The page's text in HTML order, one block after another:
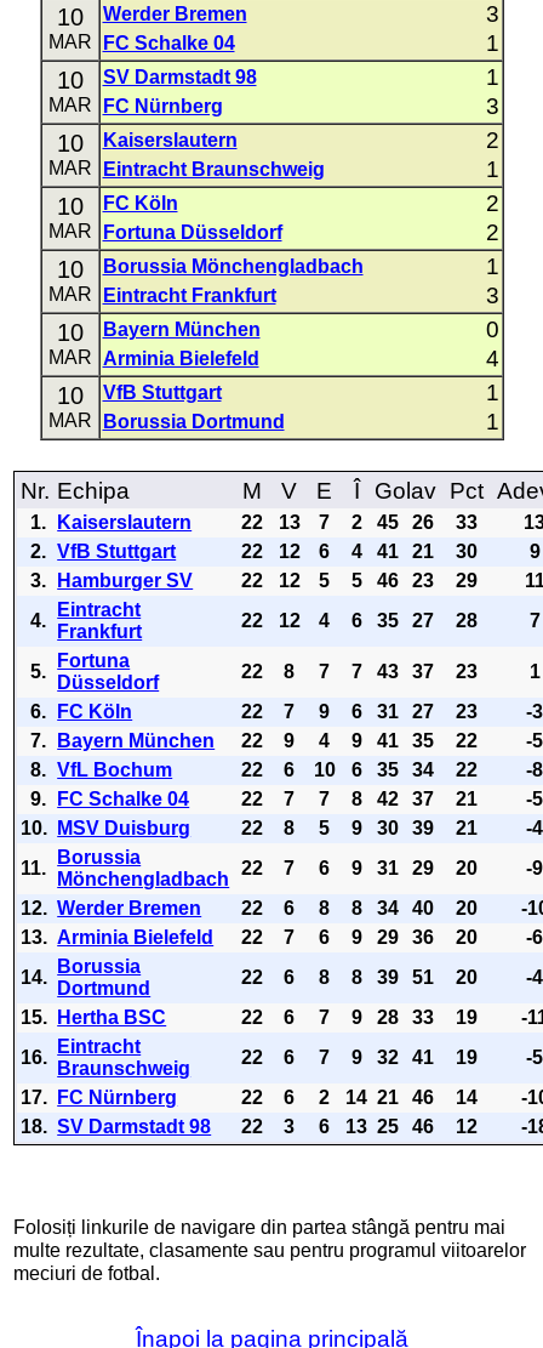
10
MAR
Werder Bremen 3
FC Schalke 04 1
10
MAR
SV Darmstadt 98 1
FC Nürnberg 3
10
MAR
Kaiserslautern 2
Eintracht Braunschweig 1
10
MAR
FC Köln 2
Fortuna Düsseldorf 2
10
MAR
Borussia Mönchengladbach 1
Eintracht Frankfurt 3
10
MAR
Bayern München 0
Arminia Bielefeld 4
10
MAR
VfB Stuttgart 1
Borussia Dortmund 1
Nr. Echipa M V E Î Golav Pct
1. Kaiserslautern 22 13 7 2 45 26 33
2. VfB Stuttgart 22 12 6 4 41 21 30
9
3.
Hamburger SV 22 12 5 5 46 23 29
4.
Eintracht
Frankfurt
22 12 4 6 35 27 28 7
5.
Fortuna
Düsseldorf
22 8 7 7 43 37 23
1
6.
FC Köln 22 7 9 6 31 27 23
-3
7.
Bayern München 22 9 4 9 41 35 22
-5
8. VfL Bochum 22 6 10 6 35 34 22
-8
9.
FC Schalke 04 22 7 7 8 42 37 21
-5
10.
MSV Duisburg 22 8 5 9 30 39 21
-4
11.
Borussia
Mönchengladbach
22 7 6 9 31 29 20
-9
12. Werder Bremen 22 6 8 8 34 40 20
-
13. Arminia Bielefeld 22 7 6 9 29 36 20
-6
14.
Borussia
Dortmund
22 6 8 8 39 51 20
-4
15.
Hertha BSC 22 6 7 9 28 33 19
-
16.
Eintracht
Braunschweig
22 6 7 9 32 41 19
-5
17.
FC Nürnberg 22 6 2 14 21 46 14
-
18. SV Darmstadt 98 22 3 6 13 25 46 12 -
Folosiți linkurile de navigare din partea stângă pentru mai
multe rezultate, clasamente sau pentru programul viitoarelor
meciuri de fotbal.
Înapoi la pagina principală